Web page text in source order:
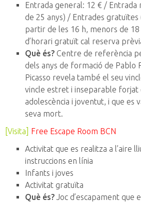
Entrada general: 12 € / Entrada
de 25 anys) / Entrades gratuïtes
partir de les 16 h, menors de 18
d’horari gratuït cal reserva
Què és? Centre de referència
dels anys de formació de Pablo
Picasso revela també el seu
vincle estret i inseparable forjat
adolescència i joventut, i que es
seva mort.
[Visita]
Free Escape Room BCN
Activitat que es realitza a l’aire
instruccions en línia
Infants i joves
Activitat gratuïta
Què és? Joc d’escapament